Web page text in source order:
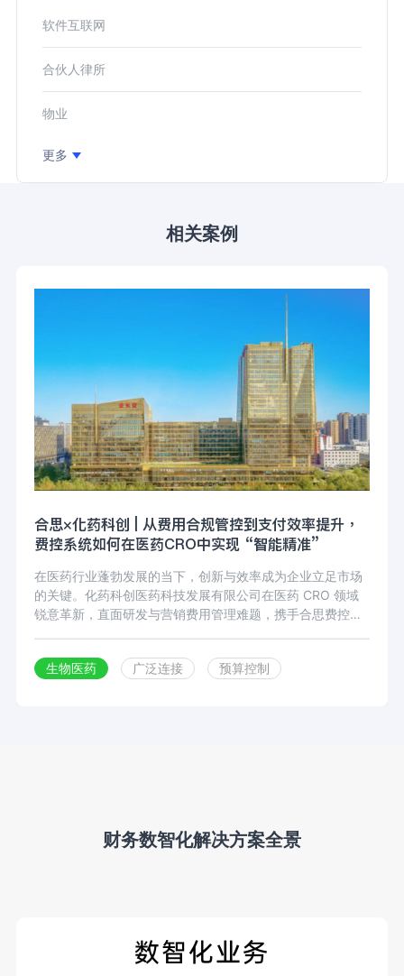
软件互联网
合伙人律所
物业
更多
相关案例
合思×化药科创 | 从费用合规管控到支付效率提升，
费控系统如何在医药CRO中实现 “智能精准”
在医药行业蓬勃发展的当下，创新与效率成为企业立足市场
的关键。化药科创医药科技发展有限公司在医药 CRO 领域
锐意革新，直面研发与营销费用管理难题，携手合思费控平
“智能精准” 转型，为医药CRO行业数智化升级提供范本。
生物医药 广泛连接 预算控制
财务数智化解决方案全景
数智化业务